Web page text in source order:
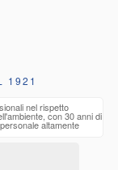
1921
nel rispetto
con 30 anni di
altamente